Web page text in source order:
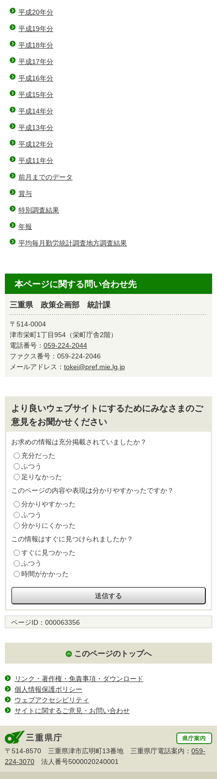
平成20年分
平成19年分
平成18年分
平成17年分
平成16年分
平成15年分
平成14年分
平成13年分
平成12年分
平成11年分
前月までのデータ
賞与
特別調査結果
年報
平均毎月勤労統計調査地方調査結果
本ページに関する問い合わせ先
三重県 政策企画部 統計課
〒514-0004
津市栄町1丁目954（栄町庁舎2階）
電話番号： 059-224-2044
ファクス番号：059-224-2046
メールアドレス： tokei@pref.mie.lg.jp
より良いウェブサイトにするためにみなさまのご
意見をお聞かせください
お求めの情報は充分掲載されていましたか？
充分だった
ふつう
足りなかった
このページの内容や表現は分かりやすかったですか？
分かりやすかった
ふつう
分かりにくかった
この情報はすぐに見つけられましたか？
すぐに見つかった
ふつう
時間がかかった
ページID： 000063356
このページのトップへ
リンク・著作権・免責事項・ダウンロード
個人情報保護ポリシー
ウェブアクセシビリティ
サイトに関するご意見・お問い合わせ
〒514-8570 三重県津市広明町13番地 三重県庁電話案内： 059-
224-3070 法人番号5000020240001